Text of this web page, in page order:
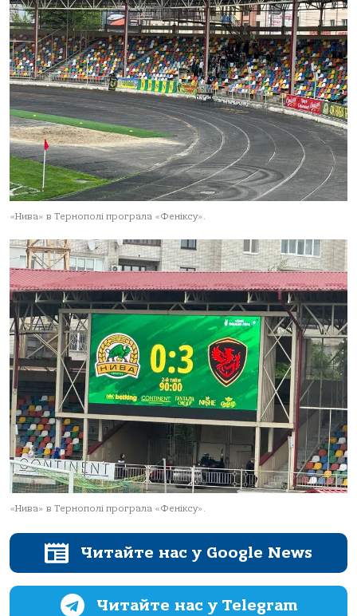
«Нивa» в Тернополі програла «Феніксу».
«Нивa» в Тернополі програла «Феніксу».
Читайте нас у Google News
Читайте нас у Telegram